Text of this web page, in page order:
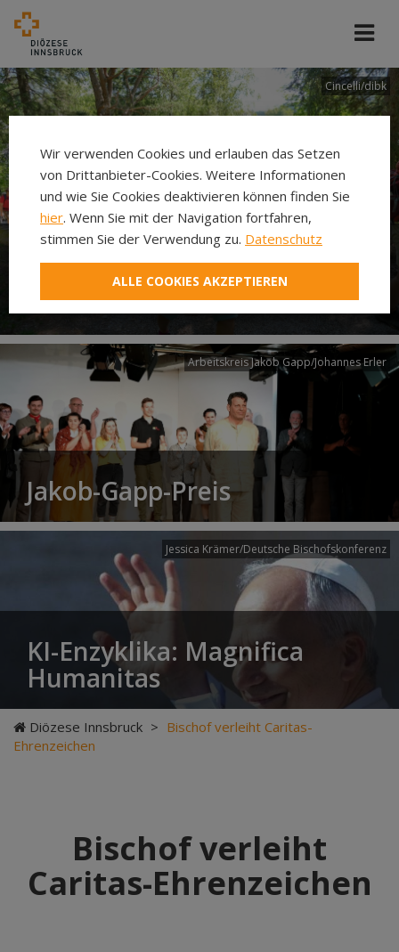
Cincelli/dibk
Neuer Pilgerweg Via
Laudato si’
Arbeitskreis Jakob Gapp/Johannes Erler
Jakob-Gapp-Preis
Jessica Krämer/Deutsche Bischofskonferenz
KI-Enzyklika: Magnifica
Humanitas
Diözese Innsbruck > Bischof verleiht Caritas-
Ehrenzeichen
Bischof verleiht
Caritas-Ehrenzeichen
Wir verwenden Cookies und erlauben das Setzen
von Drittanbieter-Cookies. Weitere Informationen
und wie Sie Cookies deaktivieren können finden Sie
hier. Wenn Sie mit der Navigation fortfahren,
stimmen Sie der Verwendung zu. Datenschutz
ALLE COOKIES AKZEPTIEREN